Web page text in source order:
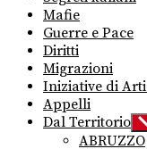
Mafie
Guerre e Pace
Diritti
Migrazioni
Iniziative di
Appelli
Dal Territorio
ABRUZZO